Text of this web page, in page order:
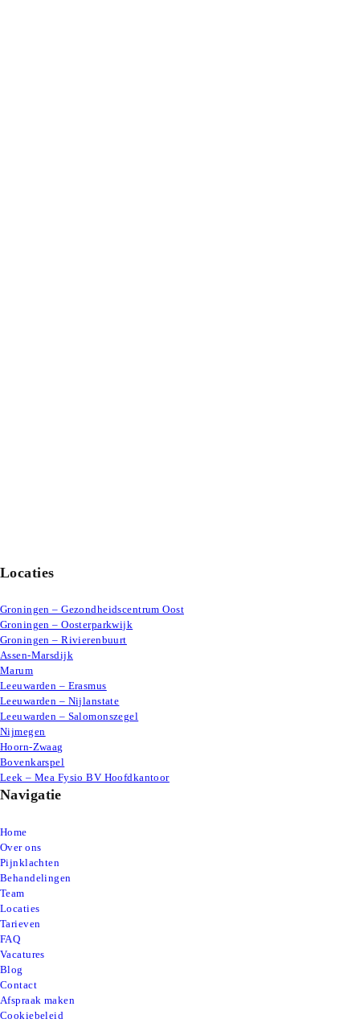
Locaties
Groningen – Gezondheidscentrum Oost
Groningen – Oosterparkwijk
Groningen – Rivierenbuurt
Assen-Marsdijk
Marum
Leeuwarden – Erasmus
Leeuwarden – Nijlanstate
Leeuwarden – Salomonszegel
Nijmegen
Hoorn-Zwaag
Bovenkarspel
Leek – Mea Fysio BV Hoofdkantoor
Navigatie
Home
Over ons
Pijnklachten
Behandelingen
Team
Locaties
Tarieven
FAQ
Vacatures
Blog
Contact
Afspraak maken
Cookiebeleid